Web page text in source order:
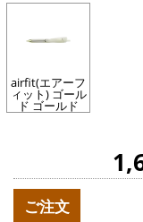
airfit(エアーフ
ィット) ゴール
ド ゴールド
ご注文